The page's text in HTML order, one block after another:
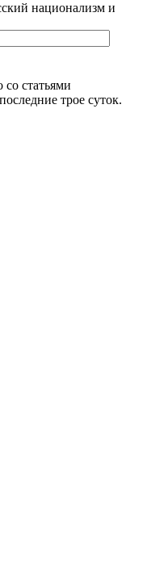
национализм и
статьями
трое суток.